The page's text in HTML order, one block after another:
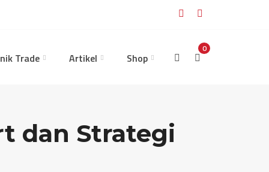
Trade Artikel Shop
0
dan Strategi